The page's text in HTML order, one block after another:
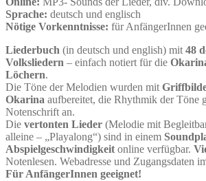
Sprache: deutsch und englisch
Nötige Vorkenntnisse: für AnfängerInnen
Liederbuch (in deutsch und english) mit 48
Volksliedern – einfach notiert für die
Löchern.
Die Töne der Melodien wurden mit
Okarina aufbereitet, die Rhythmik der Töne
Notenschrift an.
Die vertonten Lieder (Melodie mit
alleine – „Playalong“) sind in einem
Abspielgeschwindigkeit online verfügbar.
Notenlesen. Webadresse und Zugangsdaten
Für AnfängerInnen geeignet!